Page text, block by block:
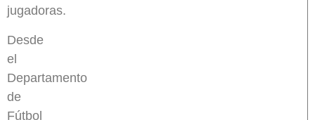
jugadoras.
Desde
el
Departamento
de
Fútbol